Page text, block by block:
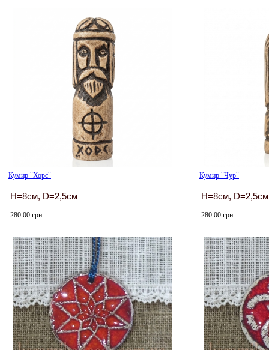
Кумир "Хорс"
H=8см, D=2,5см
280.00 грн
Кумир "Чур"
H=8см, D=2,5см
280.00 грн